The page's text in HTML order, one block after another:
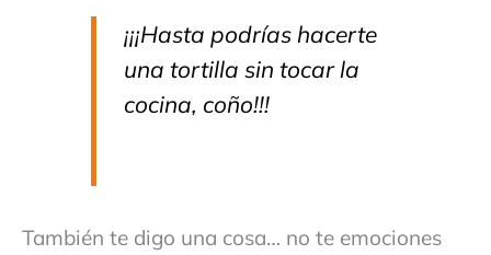
¡¡¡Hasta podrías hacerte
una tortilla sin tocar la
cocina, coño!!!
También te digo una cosa… no te emociones